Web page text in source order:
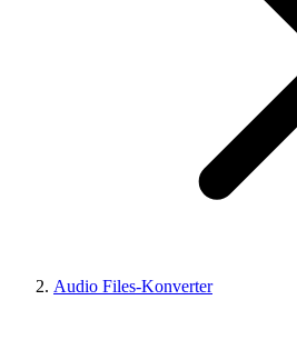
Audio Files-Konverter